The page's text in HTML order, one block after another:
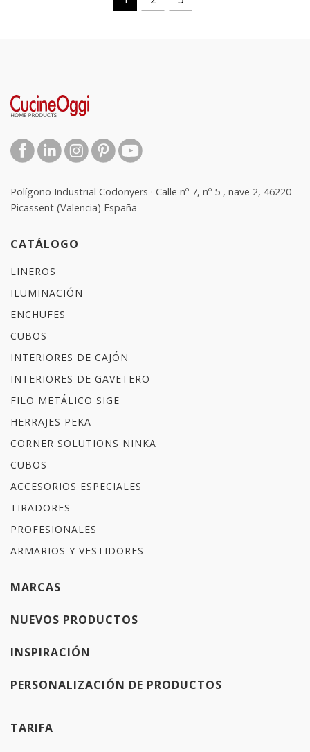
Polígono Industrial Codonyers · Calle nº 7, nº 5 , nave 2, 46220
Picassent (Valencia) España
CATÁLOGO
LINEROS
ILUMINACIÓN
ENCHUFES
CUBOS
INTERIORES DE CAJÓN
INTERIORES DE GAVETERO
FILO METÁLICO SIGE
HERRAJES PEKA
CORNER SOLUTIONS NINKA
CUBOS
ACCESORIOS ESPECIALES
TIRADORES
PROFESIONALES
ARMARIOS Y VESTIDORES
MARCAS
NUEVOS PRODUCTOS
INSPIRACIÓN
PERSONALIZACIÓN DE PRODUCTOS
TARIFA